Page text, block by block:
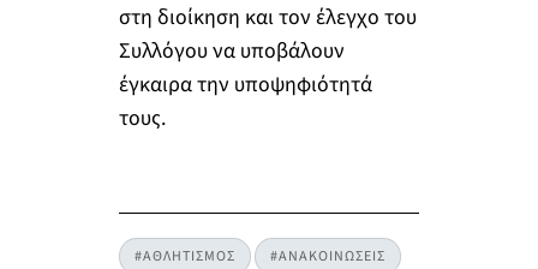
στη διοίκηση και τον έλεγχο του
Συλλόγου να υποβάλουν
έγκαιρα την υποψηφιότητά
τους.
#ΑΘΛΗΤΙΣΜΟΣ #ΑΝΑΚΟΙΝΩΣΕΙΣ